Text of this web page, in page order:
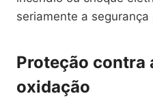
seriamente a
Proteção contra
oxidação